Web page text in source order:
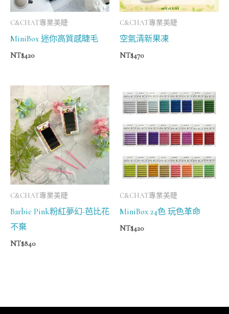
C&CHAT專業美睫
MiniBox 迷你高質感睫毛
NT$420
C&CHAT專業美睫
空氣清新果凍
NT$470
C&CHAT專業美睫
Barbie Pink粉紅夢幻-芭比花
不棄
NT$840
C&CHAT專業美睫
MiniBox 24色 玩色革命
NT$420